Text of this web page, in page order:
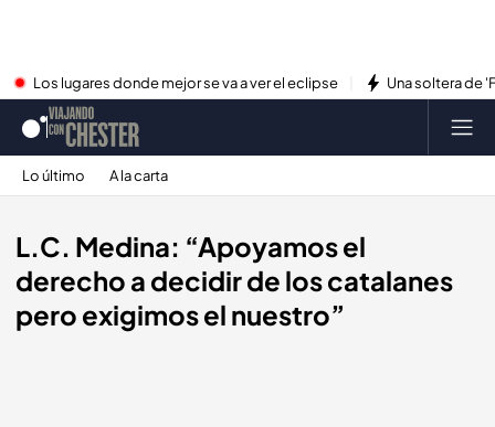
Los lugares donde mejor se va a ver el eclipse Una soltera de
Lo último A la carta
L.C. Medina: “Apoyamos el
derecho a decidir de los catalanes
pero exigimos el nuestro”